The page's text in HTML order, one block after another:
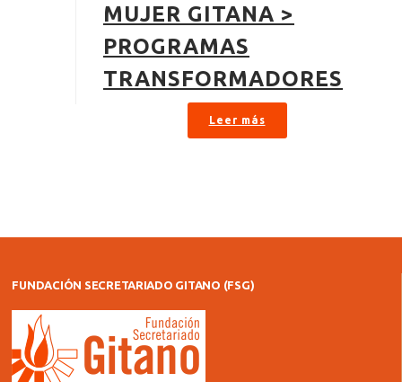
MUJER GITANA >
PROGRAMAS
TRANSFORMADORES
Leer más
FUNDACIÓN SECRETARIADO GITANO (FSG)